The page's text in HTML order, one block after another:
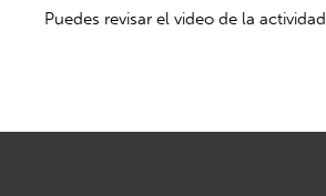
Puedes revisar el video de la